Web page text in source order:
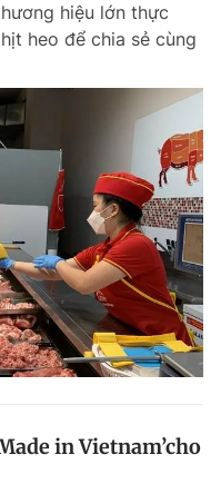
hiệu lớn thực
heo để chia sẻ cùng
in Vietnam’cho